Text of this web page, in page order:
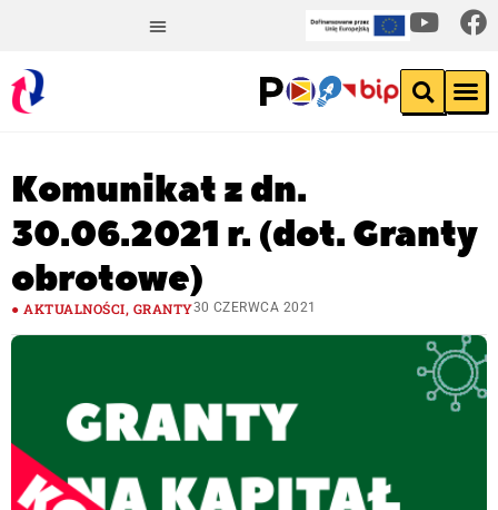
Komunikat z dn.
30.06.2021 r. (dot. Granty
obrotowe)
AKTUALNOŚCI, GRANTY30 CZERWCA 2021